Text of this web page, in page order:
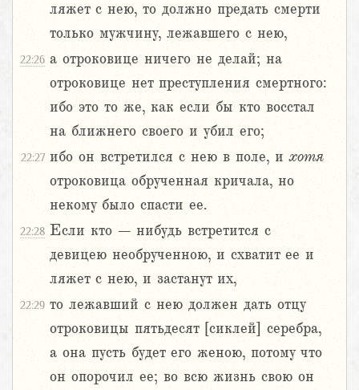
ляжет с нею, то должно предать смерти
только мужчину, лежавшего с нею,
22:26 а отроковице ничего не делай; на
отроковице нет преступления смертного:
ибо это то же, как если бы кто восстал
на ближнего своего и убил его;
22:27 ибо он встретился с нею в поле, ихотя
отроковица обрученная кричала, но
некому было спасти ее.
22:28 Если кто – нибудь встретится с
девицею необрученною, и схватит ее и
ляжет с нею, и застанут их,
22:29 то лежавший с нею должен дать отцу
отроковицы пятьдесят [сиклей] серебра,
а она пусть будет его женою, потому что
он опорочил ее; во всю жизнь свою он